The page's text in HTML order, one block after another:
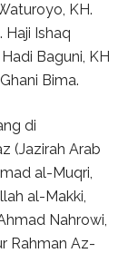
KH.
Haji Ishaq
Baguni, KH
Bima.
di
(Jazirah Arab
al-Muqri,
al-Makki,
Nahrowi,
Rahman Az-